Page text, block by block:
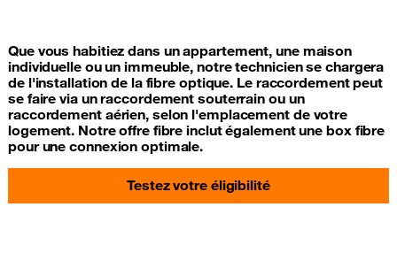
Que vous habitiez dans un appartement, une maison
individuelle ou un immeuble, notre technicien se chargera
de l'installation de la fibre optique. Le raccordement peut
se faire via un raccordement souterrain ou un
raccordement aérien, selon l'emplacement de votre
logement. Notre offre fibre inclut également une box fibre
pour une connexion optimale.
Testez votre éligibilité